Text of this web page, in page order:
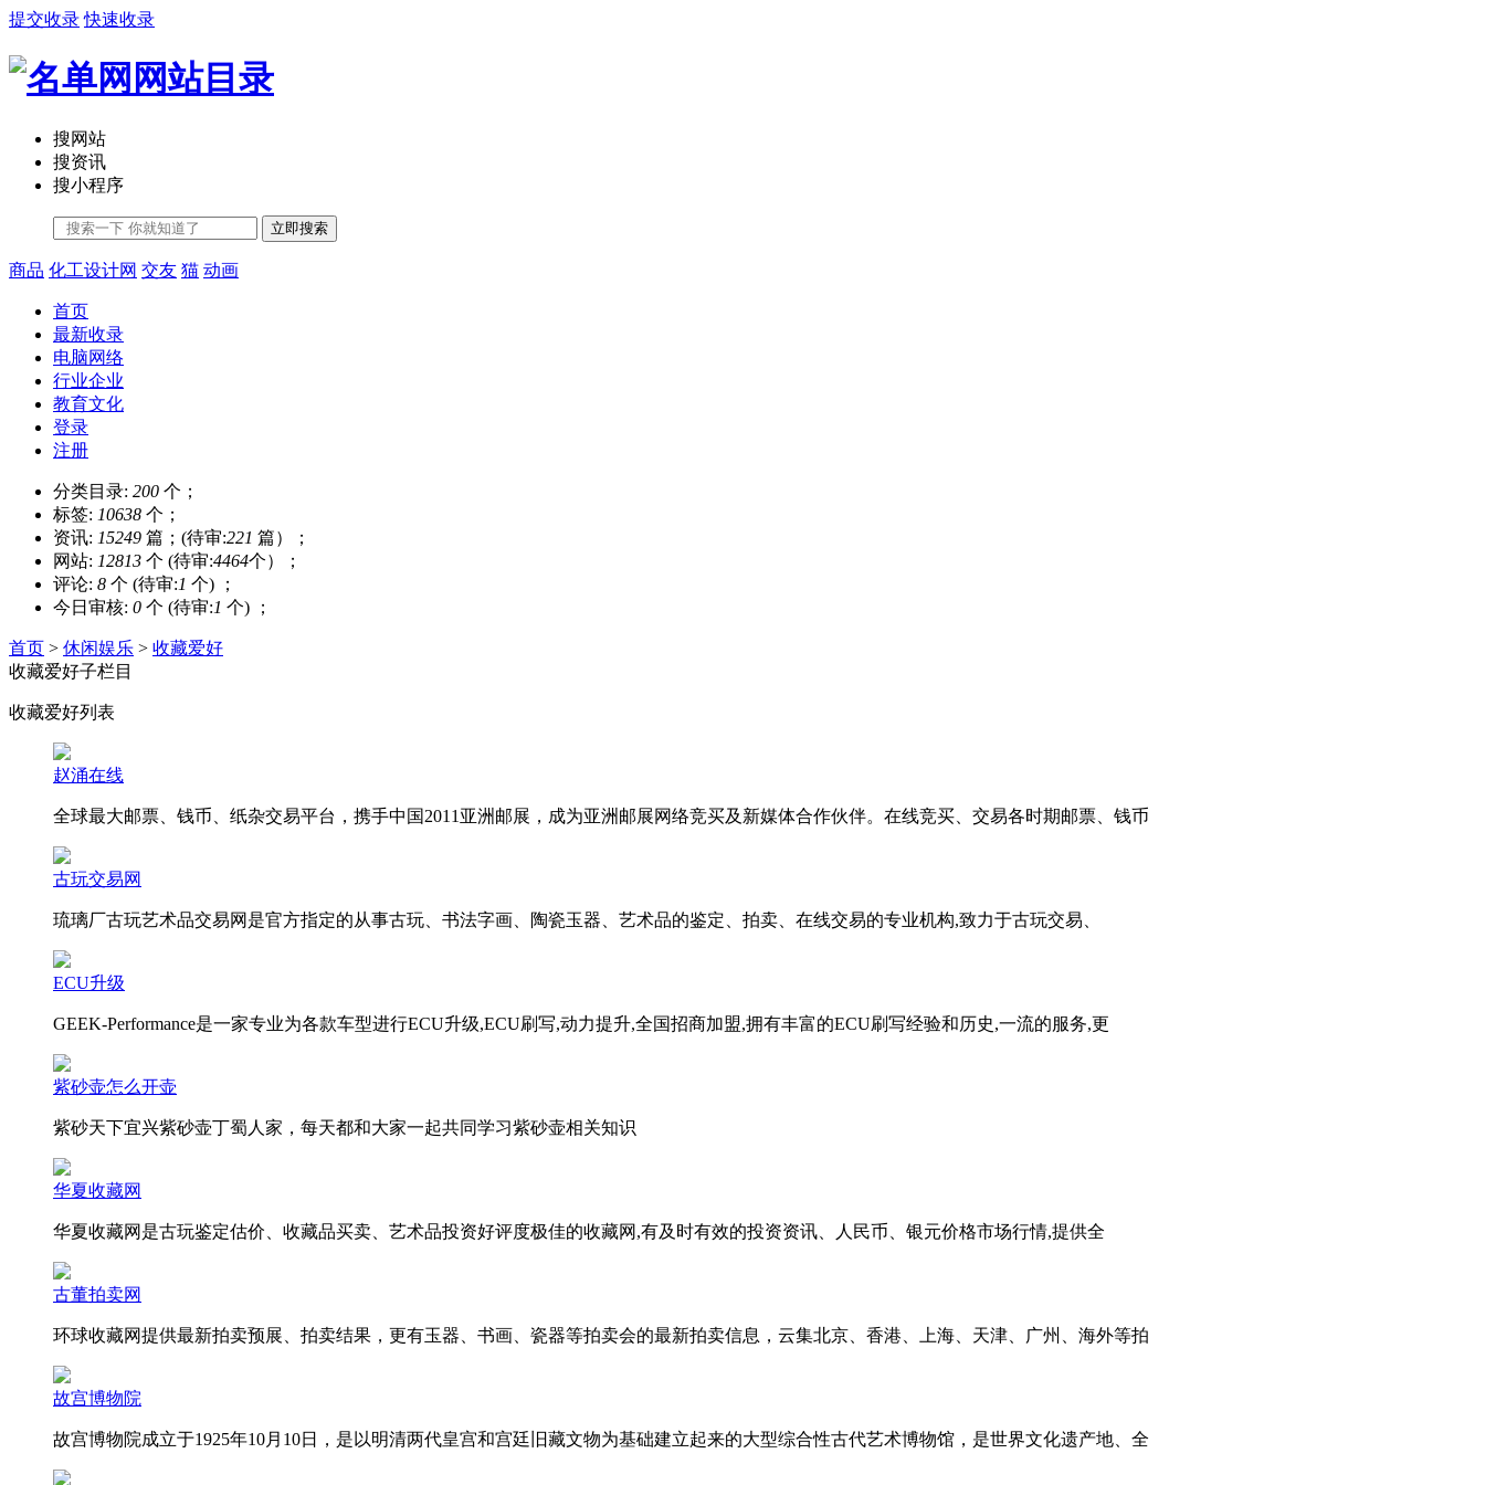
提交收录 快速收录
搜网站
搜资讯
搜小程序
立即搜索
商品 化工设计网 交友 猫 动画
首页
最新收录
电脑网络
行业企业
教育文化
登录
注册
分类目录: 200 个；
标签: 10638 个；
资讯: 15249 篇；(待审:221 篇）；
网站: 12813 个 (待审:4464个）；
评论: 8 个 (待审:1 个) ；
今日审核: 0 个 (待审:1 个) ；
首页 > 休闲娱乐 > 收藏爱好
收藏爱好子栏目
收藏爱好列表
赵涌在线
全球最大邮票、钱币、纸杂交易平台，携手中国2011亚洲邮展，成为亚洲邮展网络竞买及新媒体合作伙伴。在线竞买、交易各时期邮票、钱币
古玩交易网
琉璃厂古玩艺术品交易网是官方指定的从事古玩、书法字画、陶瓷玉器、艺术品的鉴定、拍卖、在线交易的专业机构,致力于古玩交易、
ECU升级
GEEK-Performance是一家专业为各款车型进行ECU升级,ECU刷写,动力提升,全国招商加盟,拥有丰富的ECU刷写经验和历史,一流的服务,更
紫砂壶怎么开壶
紫砂天下宜兴紫砂壶丁蜀人家，每天都和大家一起共同学习紫砂壶相关知识
华夏收藏网
华夏收藏网是古玩鉴定估价、收藏品买卖、艺术品投资好评度极佳的收藏网,有及时有效的投资资讯、人民币、银元价格市场行情,提供全
古董拍卖网
环球收藏网提供最新拍卖预展、拍卖结果，更有玉器、书画、瓷器等拍卖会的最新拍卖信息，云集北京、香港、上海、天津、广州、海外等拍
故宫博物院
故宫博物院成立于1925年10月10日，是以明清两代皇宫和宫廷旧藏文物为基础建立起来的大型综合性古代艺术博物馆，是世界文化遗产地、全